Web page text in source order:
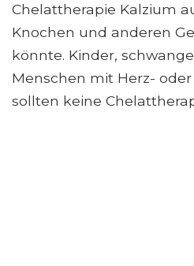
Chelattherapie Kalzium
Knochen und anderen
könnte. Kinder,
Menschen mit Herz-
sollten keine